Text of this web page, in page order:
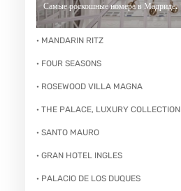
Самые роскошные номера в Мадриде.
· MANDARIN RITZ
· FOUR SEASONS
· ROSEWOOD VILLA MAGNA
· THE PALACE, LUXURY COLLECTION
· SANTO MAURO
· GRAN HOTEL INGLES
· PALACIO DE LOS DUQUES